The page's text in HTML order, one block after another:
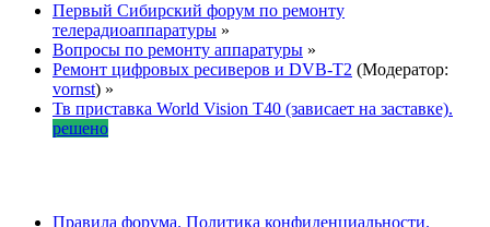
Первый Сибирский форум по ремонту
телерадиоаппаратуры »
Вопросы по ремонту аппаратуры »
Ремонт цифровых ресиверов и DVB-T2 (Модератор:
vornst) »
Тв приставка World Vision T40 (зависает на заставке).
решено
Правила форума. Политика конфиденциальности.